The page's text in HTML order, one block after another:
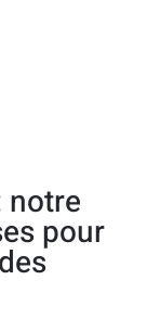
notre
pour